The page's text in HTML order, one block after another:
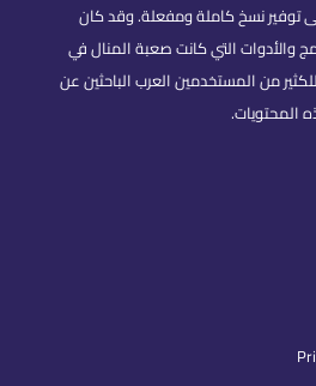
توفير نسخ كاملة ومفعلة. وقد كان
والأدوات التي كانت صعبة المنال في
من المستخدمين العرب الباحثين عن
المحتويات.